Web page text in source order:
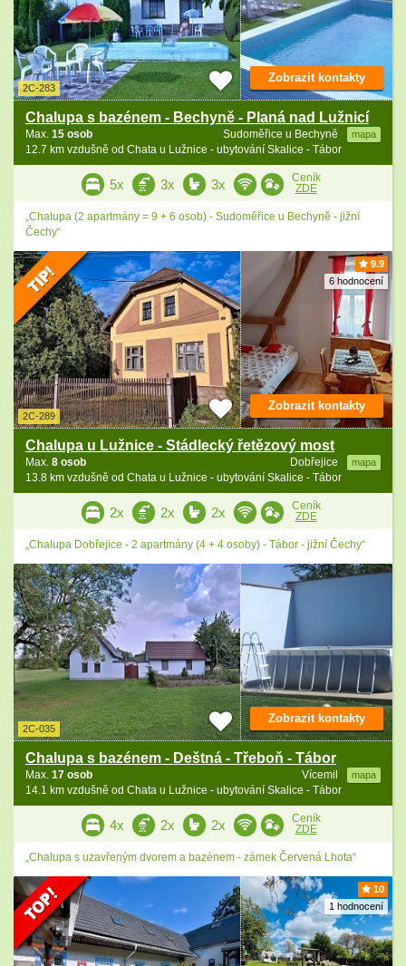
2C-283
Chalupa s bazénem - Bechyně - Planá nad Lužnicí
Sudoměřice u Bechyně mapa
Max. 15 osob
12.7 km vzdušně od Chata u Lužnice - ubytování Skalice - Tábor
Zobrazit kontakty
5x 3x 3x
Ceník
ZDE
„Chalupa (2 apartmány = 9 + 6 osob) - Sudoměřice u Bechyně - jižní
Čechy“
9.9
6 hodnocení
2C-289
Chalupa u Lužnice - Stádlecký řetězový most
Dobřejice mapa
Max. 8 osob
13.8 km vzdušně od Chata u Lužnice - ubytování Skalice - Tábor
Zobrazit kontakty
2x 2x 2x
Ceník
ZDE
„Chalupa Dobřejice - 2 apartmány (4 + 4 osoby) - Tábor - jižní Čechy“
2C-035
Chalupa s bazénem - Deštná - Třeboň - Tábor
Vícemil mapa
Max. 17 osob
14.1 km vzdušně od Chata u Lužnice - ubytování Skalice - Tábor
Zobrazit kontakty
4x 2x 2x
Ceník
ZDE
„Chalupa s uzavřeným dvorem a bazénem - zámek Červená Lhota“
10
1 hodnocení